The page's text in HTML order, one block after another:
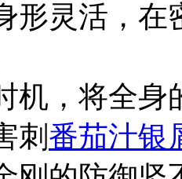
形灵活，在
机，将全身
刺 番茄汁银